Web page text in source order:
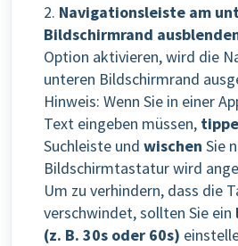
2. Navigationsleiste am
Bildschirmrand
Option aktivieren, wird die
unteren Bildschirmrand
Hinweis: Wenn Sie in einer
Text eingeben müssen,
Suchleiste und wischen Sie
Bildschirmtastatur wird
Um zu verhindern, dass die
verschwindet, sollten Sie ein
(z. B. 30s oder 60s)